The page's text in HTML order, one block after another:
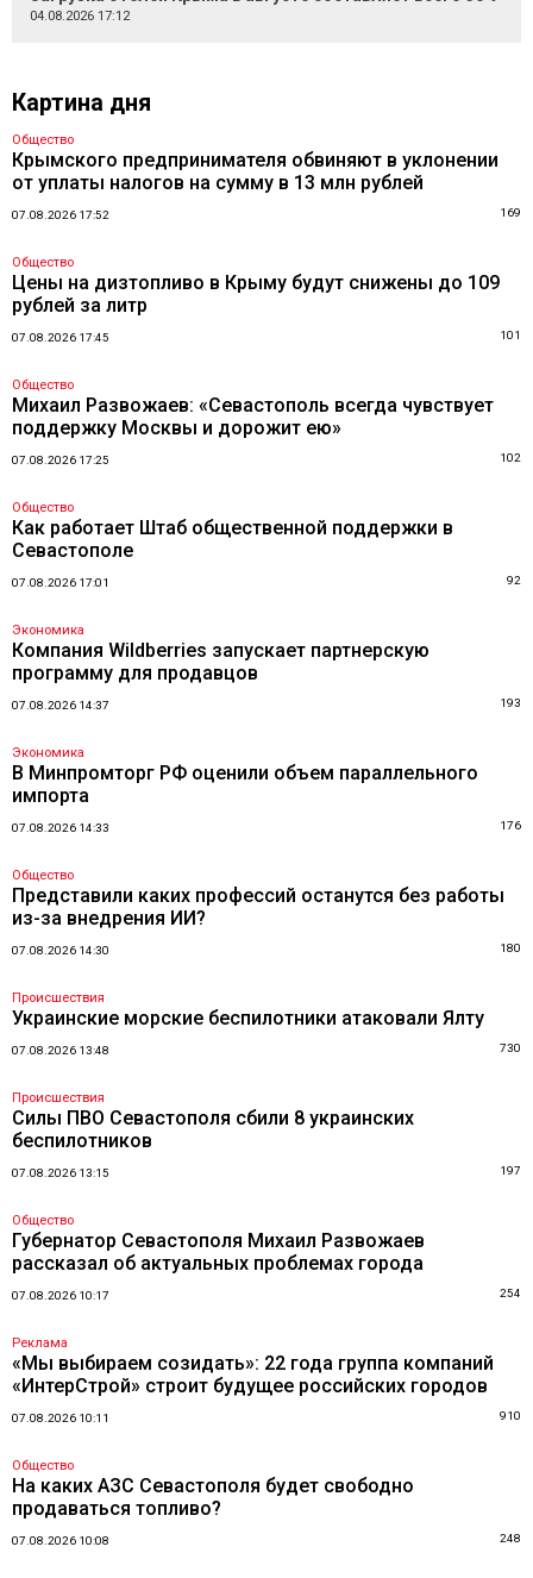
04.08.2026 17:12
Картина дня
Общество
Крымского предпринимателя обвиняют в уклонении
от уплаты налогов на сумму в 13 млн рублей
07.08.2026 17:52 169
Общество
Цены на дизтопливо в Крыму будут снижены до 109
рублей за литр
07.08.2026 17:45 101
Общество
Михаил Развожаев: «Севастополь всегда чувствует
поддержку Москвы и дорожит ею»
07.08.2026 17:25 102
Общество
Как работает Штаб общественной поддержки в
Севастополе
07.08.2026 17:01 92
Экономика
Компания Wildberries запускает партнерскую
программу для продавцов
07.08.2026 14:37 193
Экономика
В Минпромторг РФ оценили объем параллельного
импорта
07.08.2026 14:33 176
Общество
Представили каких профессий останутся без работы
из-за внедрения ИИ?
07.08.2026 14:30 180
Происшествия
Украинские морские беспилотники атаковали Ялту
07.08.2026 13:48 730
Происшествия
Силы ПВО Севастополя сбили 8 украинских
беспилотников
07.08.2026 13:15 197
Общество
Губернатор Севастополя Михаил Развожаев
рассказал об актуальных проблемах города
07.08.2026 10:17 254
Реклама
«Мы выбираем созидать»: 22 года группа компаний
«ИнтерСтрой» строит будущее российских городов
07.08.2026 10:11 910
Общество
На каких АЗС Севастополя будет свободно
продаваться топливо?
07.08.2026 10:08 248